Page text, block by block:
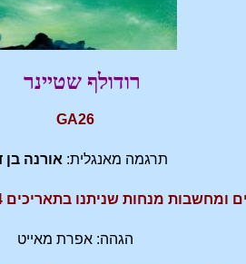
רודולף שטיינר
GA26
תרגמה מאנגלית: אורנה בן
הגהה: אפרת מאייט